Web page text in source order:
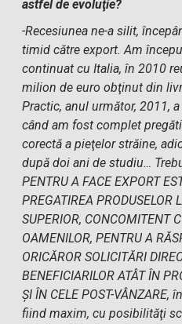
astfel de evoluţie?
-Recesiunea ne-a silit,
timid către export. Am
continuat cu Italia, în 2010
milion de euro obţinut din
Practic, anul următor, 2011,
când am fost complet
corectă a pieţelor străine,
după doi ani de studiu…
PENTRU A FACE EXPORT
PREGATIREA PRODUSELOR
SUPERIOR, CONCOMITENT
OAMENILOR, PENTRU A
ORICĂROR SOLICITĂRI
BENEFICIARILOR ATÂT ÎN
ŞI ÎN CELE POST-
fiind maxim, cu posibilităţi